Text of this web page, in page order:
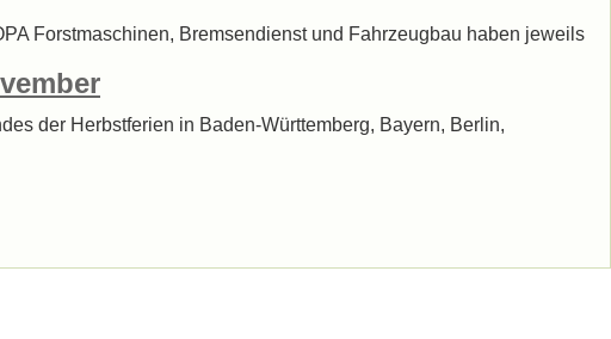
Forstmaschinen, Bremsendienst und Fahrzeugbau haben jeweils
der Herbstferien in Baden-Württemberg, Bayern, Berlin,